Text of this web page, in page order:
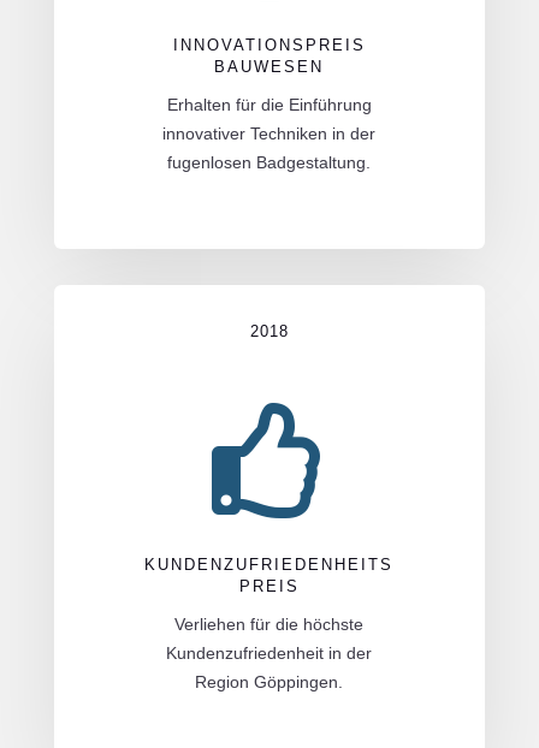
INNOVATIONSPREIS
BAUWESEN
Erhalten für die Einführung
innovativer Techniken in der
fugenlosen Badgestaltung.
2018

KUNDENZUFRIEDENHEITS
PREIS
Verliehen für die höchste
Kundenzufriedenheit in der
Region Göppingen.